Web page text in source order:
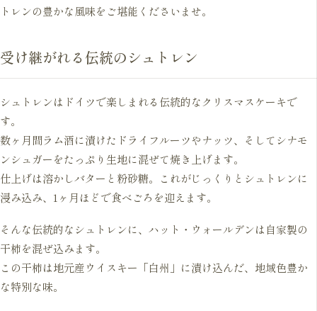
トレンの豊かな風味をご堪能くださいませ。
受け継がれる伝統のシュトレン
シュトレンはドイツで楽しまれる伝統的なクリスマスケーキで
す。
数ヶ月間ラム酒に漬けたドライフルーツやナッツ、そしてシナモ
ンシュガーをたっぷり生地に混ぜて焼き上げます。
仕上げは溶かしバターと粉砂糖。これがじっくりとシュトレンに
浸み込み、1ヶ月ほどで食べごろを迎えます。
そんな伝統的なシュトレンに、ハット・ウォールデンは自家製の
干柿を混ぜ込みます。
この干柿は地元産ウイスキー「白州」に漬け込んだ、地域色豊か
な特別な味。